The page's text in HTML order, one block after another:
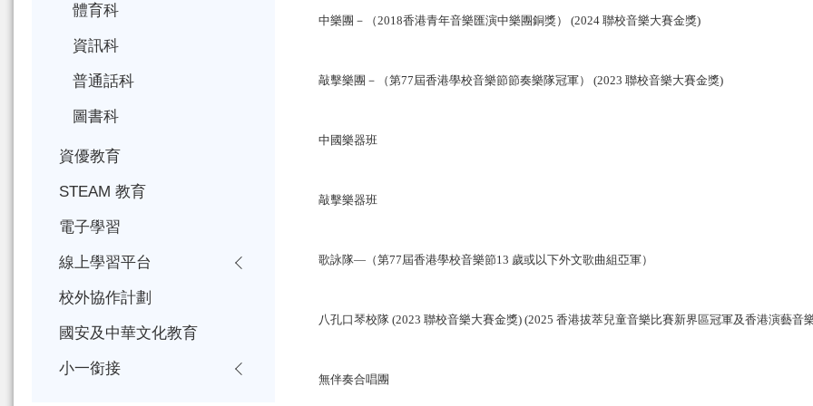
中樂團－（2018香港青年音樂匯演中樂團銅獎） (2024 聯校音樂大賽金獎)
敲擊樂團－（第77屆香港學校音樂節節奏樂隊冠軍） (2023 聯校音樂大賽金獎)
中國樂器班
敲擊樂器班
歌詠隊—（第77屆香港學校音樂節13 歲或以下外文歌曲組亞軍）
八孔口琴校隊 (2023 聯校音樂大賽金獎) (2025 香港拔萃兒童音樂比賽新界區冠軍及香港演藝音
無伴奏合唱團
體育科
資訊科
普通話科
圖書科
資優教育
STEAM 教育
電子學習
線上學習平台
校外協作計劃
國安及中華文化教育
小一銜接